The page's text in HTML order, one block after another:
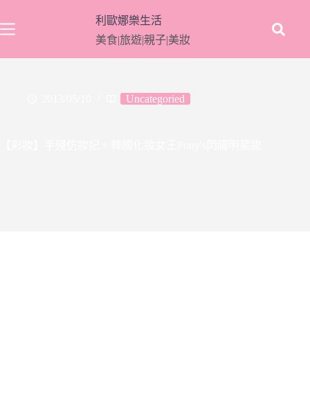
至
要
利歐娜樂生活
美食|旅遊|親子|美妝
Uncategoried